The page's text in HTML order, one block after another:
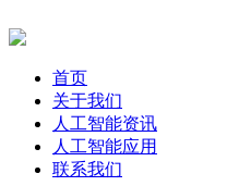
首页
关于我们
人工智能资讯
人工智能应用
联系我们